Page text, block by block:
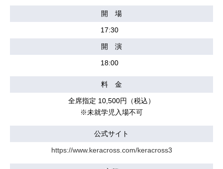
開 場
17:30
開 演
18:00
料 金
全席指定 10,500円（税込）
※未就学児入場不可
公式サイト
https://www.keracross.com/keracross3